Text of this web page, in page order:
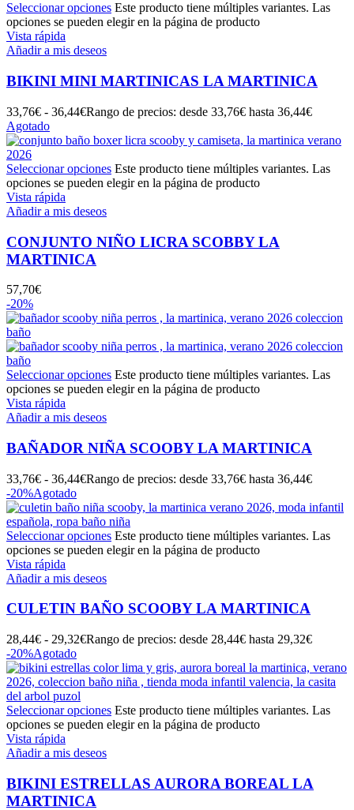
Seleccionar opciones Este producto tiene múltiples variantes. Las
opciones se pueden elegir en la página de producto
Vista rápida
Añadir a mis deseos
BIKINI MINI MARTINICAS LA MARTINICA
33,76€ - 36,44€Rango de precios: desde 33,76€ hasta 36,44€
Agotado
Seleccionar opciones Este producto tiene múltiples variantes. Las
opciones se pueden elegir en la página de producto
Vista rápida
Añadir a mis deseos
CONJUNTO NIÑO LICRA SCOBBY LA
MARTINICA
57,70€
-20%
Seleccionar opciones Este producto tiene múltiples variantes. Las
opciones se pueden elegir en la página de producto
Vista rápida
Añadir a mis deseos
BAÑADOR NIÑA SCOOBY LA MARTINICA
33,76€ - 36,44€Rango de precios: desde 33,76€ hasta 36,44€
-20%Agotado
Seleccionar opciones Este producto tiene múltiples variantes. Las
opciones se pueden elegir en la página de producto
Vista rápida
Añadir a mis deseos
CULETIN BAÑO SCOOBY LA MARTINICA
28,44€ - 29,32€Rango de precios: desde 28,44€ hasta 29,32€
-20%Agotado
Seleccionar opciones Este producto tiene múltiples variantes. Las
opciones se pueden elegir en la página de producto
Vista rápida
Añadir a mis deseos
BIKINI ESTRELLAS AURORA BOREAL LA
MARTINICA